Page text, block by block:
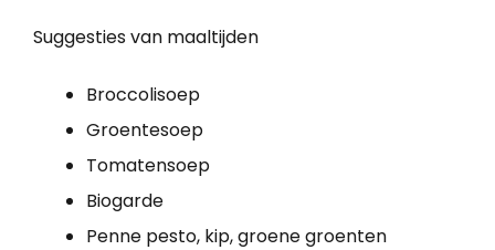
Suggesties van maaltijden
Broccolisoep
Groentesoep
Tomatensoep
Biogarde
Penne pesto, kip, groene groenten